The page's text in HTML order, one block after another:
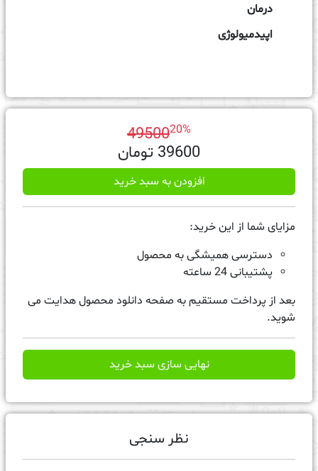
درمان
اپیدمیولوژی
4950020%
39600 تومان
افزودن به سبد خرید
مزایای شما از این خرید:
دسترسی همیشگی به محصول
پشتیبانی 24 ساعته
بعد از پرداخت مستقیم به صفحه دانلود محصول هدایت می
شوید.
نهایی سازی سبد خرید
نظر سنجی